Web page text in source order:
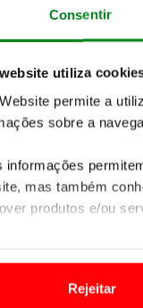
Consentir
utiliza
permite a
sobre a
informações
mas também
produtos e/ou
Rejeitar
realizado
(WRC) aos
sexta ronda do
calendário
cerca de 1.862
enquanto a
voltam a estar
garantindo